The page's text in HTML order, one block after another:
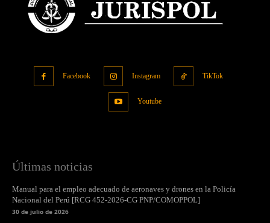
Facebook Instagram TikTok
Youtube
Últimas noticias
Manual para el empleo adecuado de aeronaves y drones en la Policía
Nacional del Perú [RCG 452-2026-CG PNP/COMOPPOL]
30 de julio de 2026